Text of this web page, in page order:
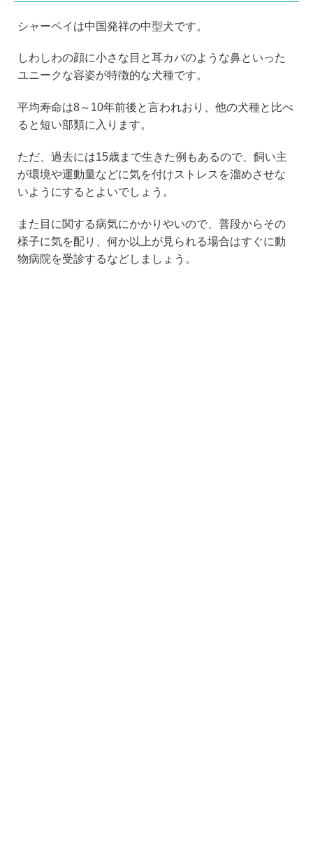
シャーペイは中国発祥の中型犬です。
しわしわの顔に小さな目と耳カバのような鼻といった
ユニークな容姿が特徴的な犬種です。
平均寿命は8～10年前後と言われおり、他の犬種と比べ
ると短い部類に入ります。
ただ、過去には15歳まで生きた例もあるので、飼い主
が環境や運動量などに気を付けストレスを溜めさせな
いようにするとよいでしょう。
また目に関する病気にかかりやいので、普段からその
様子に気を配り、何か以上が見られる場合はすぐに動
物病院を受診するなどしましょう。